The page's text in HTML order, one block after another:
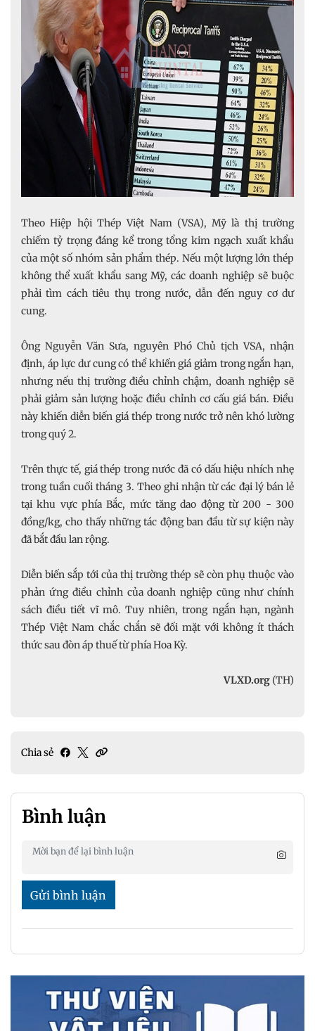
Theo Hiệp hội Thép Việt Nam (VSA), Mỹ là thị trường
chiếm tỷ trọng đáng kể trong tổng kim ngạch xuất khẩu
của một số nhóm sản phẩm thép. Nếu một lượng lớn thép
không thể xuất khẩu sang Mỹ, các doanh nghiệp sẽ buộc
phải tìm cách tiêu thụ trong nước, dẫn đến nguy cơ dư
cung.
Ông Nguyễn Văn Sưa, nguyên Phó Chủ tịch VSA, nhận
định, áp lực dư cung có thể khiến giá giảm trong ngắn hạn,
nhưng nếu thị trường điều chỉnh chậm, doanh nghiệp sẽ
phải giảm sản lượng hoặc điều chỉnh cơ cấu giá bán. Điều
này khiến diễn biến giá thép trong nước trở nên khó lường
trong quý 2.
Trên thực tế, giá thép trong nước đã có dấu hiệu nhích nhẹ
trong tuần cuối tháng 3. Theo ghi nhận từ các đại lý bán lẻ
tại khu vực phía Bắc, mức tăng dao động từ 200 - 300
đồng/kg, cho thấy những tác động ban đầu từ sự kiện này
đã bắt đầu lan rộng.
Diễn biến sắp tới của thị trường thép sẽ còn phụ thuộc vào
phản ứng điều chỉnh của doanh nghiệp cũng như chính
sách điều tiết vĩ mô. Tuy nhiên, trong ngắn hạn, ngành
Thép Việt Nam chắc chắn sẽ đối mặt với không ít thách
thức sau đòn áp thuế từ phía Hoa Kỳ.
VLXD.org (TH)
Chia sẻ
Bình luận
Gửi bình luận